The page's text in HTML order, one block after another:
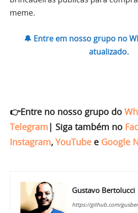
meme.
🔔 Entre em nosso grupo no
atualizado.
👉Entre no nosso grupo do
Telegram | Siga também no
Instagram, YouTube e Google
Gustavo Bertolucci
https://github.com/